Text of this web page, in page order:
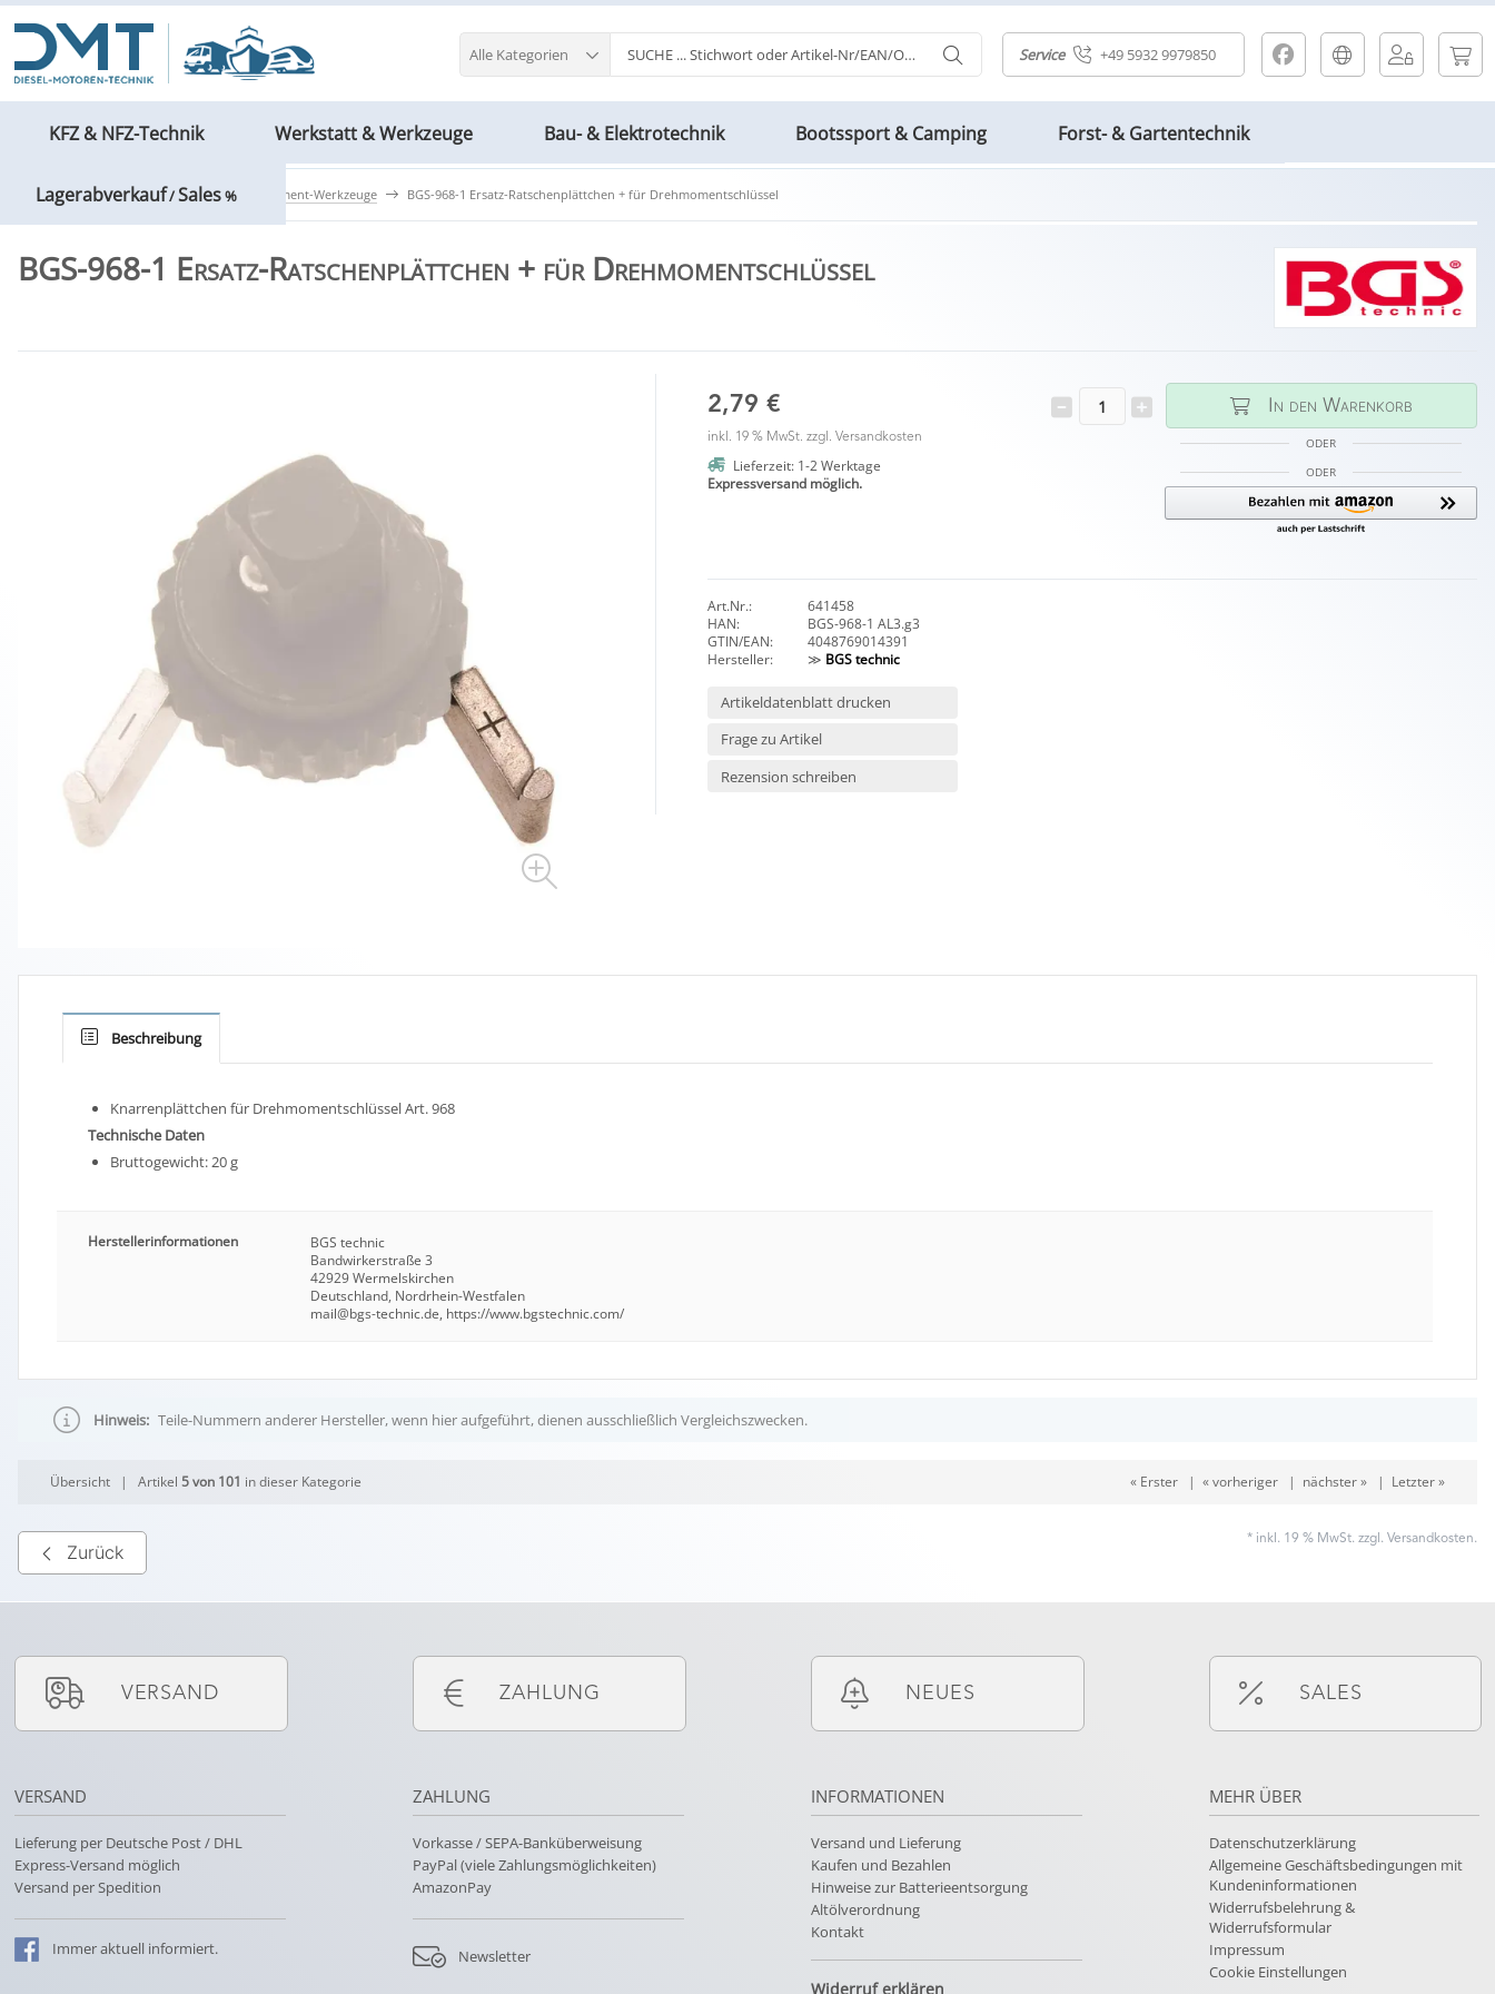
Service +49 5932 9979850
Alle Kategorien
KFZ & NFZ-Technik Werkstatt & Werkzeuge Bau- & Elektrotechnik Bootssport & Camping Forst- & Gartentechnik
Lagerabverkauf/Sales%
Werkstatt & Werkzeuge Drehmoment-Werkzeuge BGS-968-1 Ersatz-Ratschenplättchen + für Drehmomentschlüssel
BGS-968-1 Ersatz-Ratschenplättchen + für Drehmomentschlüssel
2,79 €
inkl. 19 % MwSt. zzgl. Versandkosten
Lieferzeit: 1-2 Werktage
Expressversand möglich.
In den Warenkorb
ODER
ODER
Art.Nr.:
641458
HAN:
BGS-968-1 AL3.g3
GTIN/EAN:
4048769014391
Hersteller:
≫ BGS technic
Artikeldatenblatt drucken
Frage zu Artikel
Rezension schreiben
Beschreibung
Knarrenplättchen für Drehmomentschlüssel Art. 968
Technische Daten
Bruttogewicht: 20 g
Herstellerinformationen
BGS technic
Bandwirkerstraße 3
42929 Wermelskirchen
Deutschland, Nordrhein-Westfalen
mail@bgs-technic.de, https://www.bgstechnic.com/
Hinweis: Teile-Nummern anderer Hersteller, wenn hier aufgeführt, dienen ausschließlich Vergleichszwecken.
Übersicht | Artikel5 von 101 in dieser Kategorie « Erster| « vorheriger| nächster »| Letzter »
Zurück
* inkl. 19 % MwSt. zzgl. Versandkosten.
VERSAND
VERSAND
Lieferung per Deutsche Post / DHL
Express-Versand möglich
Versand per Spedition
Immeraktuell informiert.
ZAHLUNG
ZAHLUNG
Vorkasse / SEPA-Banküberweisung
PayPal (viele Zahlungsmöglichkeiten)
AmazonPay
Newsletter
NEUES
INFORMATIONEN
Versand und Lieferung
Kaufen und Bezahlen
Hinweise zur Batterieentsorgung
Altölverordnung
Kontakt
Widerruf erklären
SALES
MEHR ÜBER
Datenschutzerklärung
Allgemeine Geschäftsbedingungen mit
Kundeninformationen
Widerrufsbelehrung &
Widerrufsformular
Impressum
Cookie Einstellungen